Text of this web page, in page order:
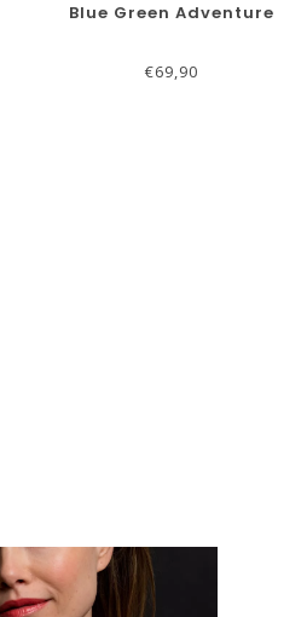
Blue Green Adventure
€69,90